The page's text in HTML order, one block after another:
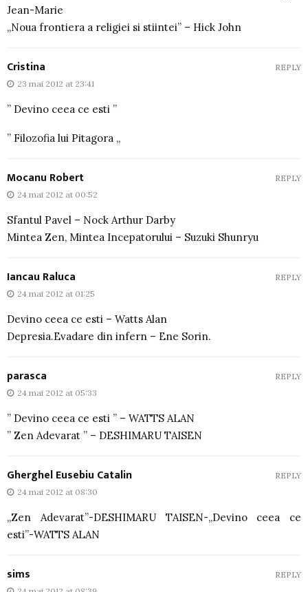
Jean-Marie
„Noua frontiera a religiei si stiintei” – Hick John
Cristina
23 mai 2012 at 23:41
” Devino ceea ce esti ”
” Filozofia lui Pitagora „
REPLY
Mocanu Robert
24 mai 2012 at 00:52
Sfantul Pavel – Nock Arthur Darby
Mintea Zen, Mintea Incepatorului – Suzuki Shunryu
REPLY
Iancau Raluca
24 mai 2012 at 01:25
Devino ceea ce esti – Watts Alan
Depresia.Evadare din infern – Ene Sorin.
REPLY
parasca
24 mai 2012 at 05:33
” Devino ceea ce esti ” – WATTS ALAN
” Zen Adevarat ” – DESHIMARU TAISEN
REPLY
Gherghel Eusebiu Catalin
24 mai 2012 at 08:30
„Zen Adevarat”-DESHIMARU TAISEN-„Devino ceea ce
esti”-WATTS ALAN
REPLY
sims REPLY